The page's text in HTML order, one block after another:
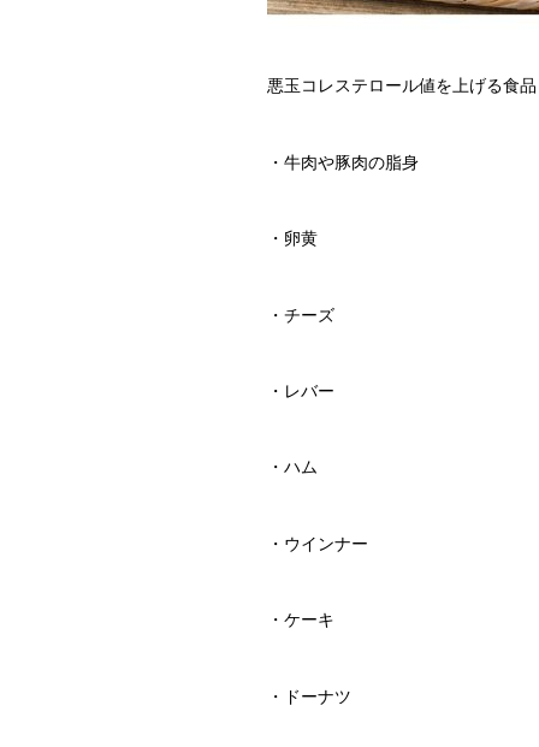
悪玉コレステロール値を上げる食
・牛肉や豚肉の脂身
・卵黄
・チーズ
・レバー
・ハム
・ウインナー
・ケーキ
・ドーナツ